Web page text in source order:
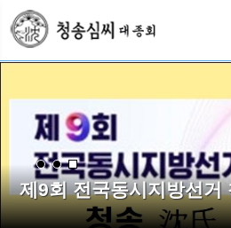
제9회 전국동시지방선